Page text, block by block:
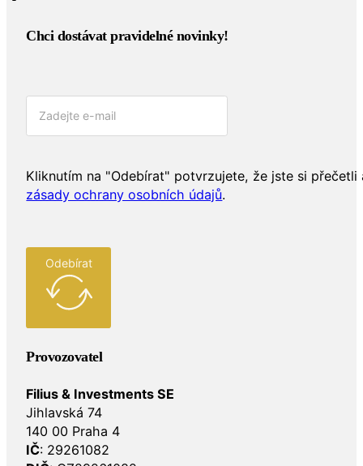
Chci dostávat pravidelné novinky!​
Kliknutím na "Odebírat" potvrzujete, že jste si přečetli
zásady ochrany osobních údajů.
Odebírat
Provozovatel
Filius & Investments SE
Jihlavská 74
140 00 Praha 4
IČ: 29261082